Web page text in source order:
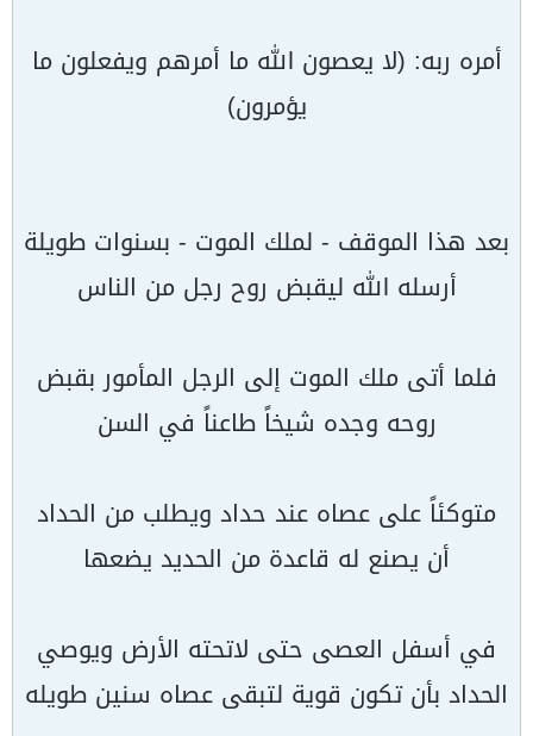
أمره ربه: (لا يعصون الله ما أمرهم ويفعلون ما
يؤمرون)
بعد هذا الموقف - لملك الموت - بسنوات طويلة
أرسله الله ليقبض روح رجل من الناس
فلما أتى ملك الموت إلى الرجل المأمور بقبض
روحه وجده شيخاً طاعناً في السن
متوكئاً على عصاه عند حداد ويطلب من الحداد
أن يصنع له قاعدة من الحديد يضعها
في أسفل العصى حتى لاتحته الأرض ويوصي
الحداد بأن تكون قوية لتبقى عصاه سنين طويله